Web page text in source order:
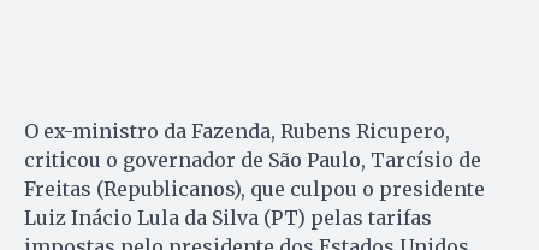
O ex-ministro da Fazenda, Rubens Ricupero,
criticou o governador de São Paulo, Tarcísio de
Freitas (Republicanos), que culpou o presidente
Luiz Inácio Lula da Silva (PT) pelas tarifas